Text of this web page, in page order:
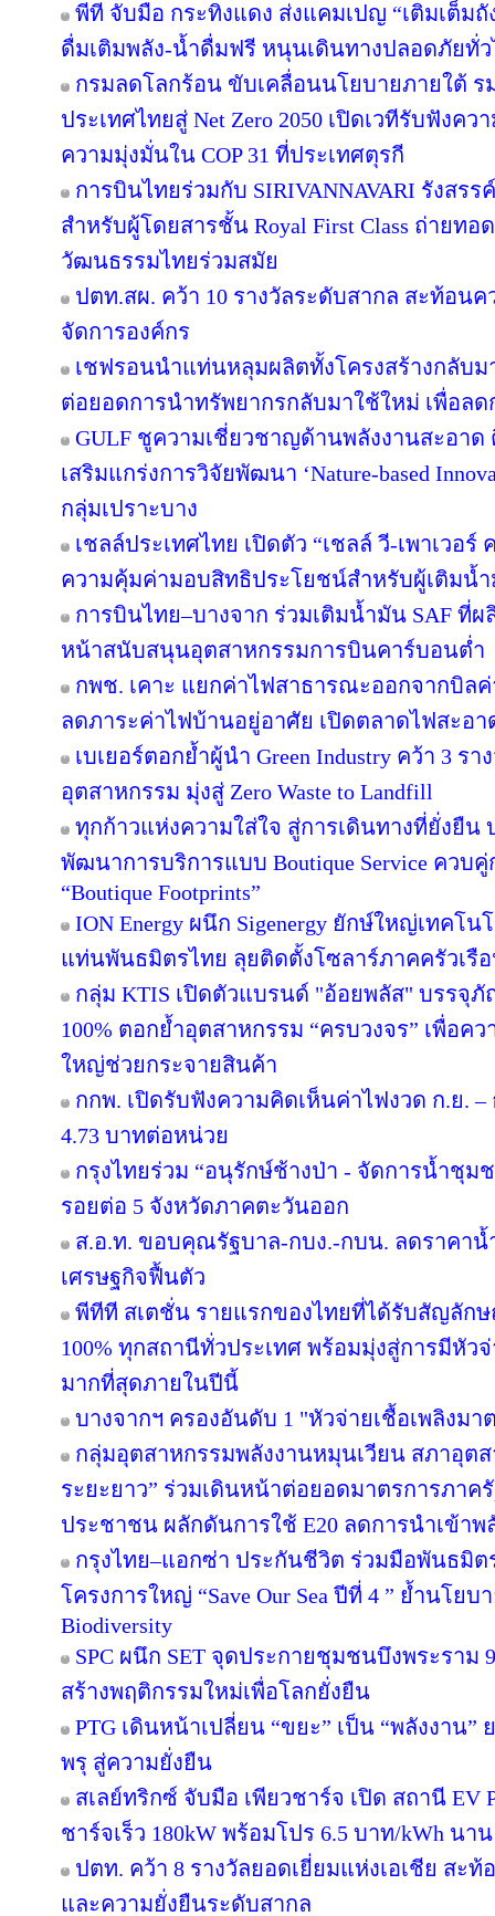
พีที จับมือ กระทิงแดง ส่งแคมเปญ “เติมเต็มถั
ดื่มเติมพลัง-น้ำดื่มฟรี หนุนเดินทางปลอดภัยทั่
กรมลดโลกร้อน ขับเคลื่อนนโยบายภายใต้ ร
ประเทศไทยสู่ Net Zero 2050 เปิดเวทีรับฟัง
ความมุ่งมั่นใน COP 31 ที่ประเทศตุรกี
การบินไทยร่วมกับ SIRIVANNAVARI รังสร
สำหรับผู้โดยสารชั้น Royal First Class ถ่ายท
วัฒนธรรมไทยร่วมสมัย
ปตท.สผ. คว้า 10 รางวัลระดับสากล สะท้อน
จัดการองค์กร
เชฟรอนนำแท่นหลุมผลิตทั้งโครงสร้างกลับ
ต่อยอดการนำทรัพยากรกลับมาใช้ใหม่ เพื่อล
GULF ชูความเชี่ยวชาญด้านพลังงานสะอา
เสริมแกร่งการวิจัยพัฒนา ‘Nature-based
กลุ่มเปราะบาง
เชลล์ประเทศไทย เปิดตัว “เชลล์ วี-เพาเวอ
ความคุ้มค่ามอบสิทธิประโยชน์สำหรับผู้เติมน้ำ
การบินไทย–บางจาก ร่วมเติมน้ำมัน SAF ที่
หน้าสนับสนุนอุตสาหกรรมการบินคาร์บอนต่ำ
กพช. เคาะ แยกค่าไฟสาธารณะออกจากบิล
ลดภาระค่าไฟบ้านอยู่อาศัย เปิดตลาดไฟสะอา
เบเยอร์ตอกย้ำผู้นำ Green Industry คว้า 3 ร
อุตสาหกรรม มุ่งสู่ Zero Waste to Landfill
ทุกก้าวแห่งความใส่ใจ สู่การเดินทางที่ยั่งยืน
พัฒนาการบริการแบบ Boutique Service คว
“Boutique Footprints”
ION Energy ผนึก Sigenergy ยักษ์ใหญ่เทคโ
แท่นพันธมิตรไทย ลุยติดตั้งโซลาร์ภาคครัวเรือ
กลุ่ม KTIS เปิดตัวแบรนด์ "อ้อยพลัส" บรรจุ
100% ตอกย้ำอุตสาหกรรม “ครบวงจร” เพื่อค
ใหญ่ช่วยกระจายสินค้า
กกพ. เปิดรับฟังความคิดเห็นค่าไฟงวด ก.ย. –
4.73 บาทต่อหน่วย
กรุงไทยร่วม “อนุรักษ์ช้างป่า - จัดการน้ำชุ
รอยต่อ 5 จังหวัดภาคตะวันออก
ส.อ.ท. ขอบคุณรัฐบาล-กบง.-กบน. ลดราคา
เศรษฐกิจฟื้นตัว
พีทีที สเตชั่น รายแรกของไทยที่ได้รับสัญลัก
100% ทุกสถานีทั่วประเทศ พร้อมมุ่งสู่การมีหัว
มากที่สุดภายในปีนี้
บางจากฯ ครองอันดับ 1 "หัวจ่ายเชื้อเพลิงม
กลุ่มอุตสาหกรรมพลังงานหมุนเวียน สภาอุตส
ระยะยาว” ร่วมเดินหน้าต่อยอดมาตรการภาค
ประชาชน ผลักดันการใช้ E20 ลดการนำเข้าพ
กรุงไทย–แอกซ่า ประกันชีวิต ร่วมมือพันธมิ
โครงการใหญ่ “Save Our Sea ปีที่ 4 ” ย้ำนโยบ
Biodiversity
SPC ผนึก SET จุดประกายชุมชนบึงพระรา
สร้างพฤติกรรมใหม่เพื่อโลกยั่งยืน
PTG เดินหน้าเปลี่ยน “ขยะ” เป็น “พลังงา
พรุ สู่ความยั่งยืน
สเลย์ทริกซ์ จับมือ เพียวชาร์จ เปิด สถานี EV
ชาร์จเร็ว 180kW พร้อมโปร 6.5 บาท/kWh นา
ปตท. คว้า 8 รางวัลยอดเยี่ยมแห่งเอเชีย สะ
และความยั่งยืนระดับสากล